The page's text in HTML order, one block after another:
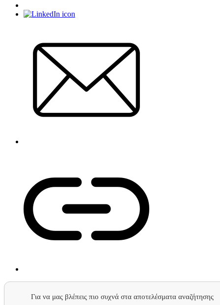
Για να μας βλέπεις πιο συχνά στα αποτελέσματα αναζήτησης